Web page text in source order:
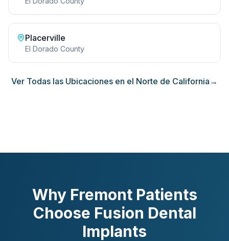
Placerville
El Dorado County
Ver Todas las Ubicaciones en el Norte de California →
Why Fremont Patients
Choose Fusion Dental
Implants